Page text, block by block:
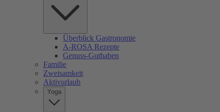
Überblick Gastronomie
A-ROSA Rezepte
Genuss-Guthaben
Familie
Zweisamkeit
Aktivurlaub
Yoga